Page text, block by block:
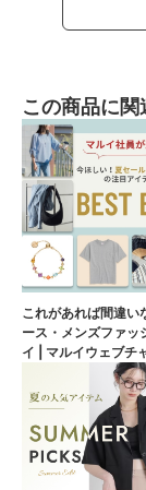
この商品に
これがあれば間違い
ース・メンズファッ
イ | マルイウェブチ